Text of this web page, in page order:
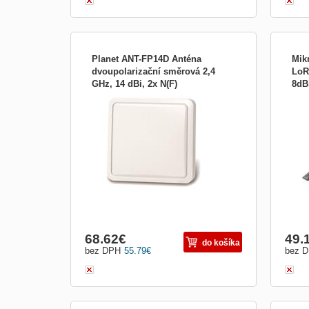
Planet ANT-FP14D Anténa
dvoupolarizační směrová 2,4
GHz, 14 dBi, 2x N(F)
dvoupolarizační směrová anténa
dokáže účinně zvýšit výkon a pokrytí
55.79€
bez DPH
68.62€ do košíka
s
bez